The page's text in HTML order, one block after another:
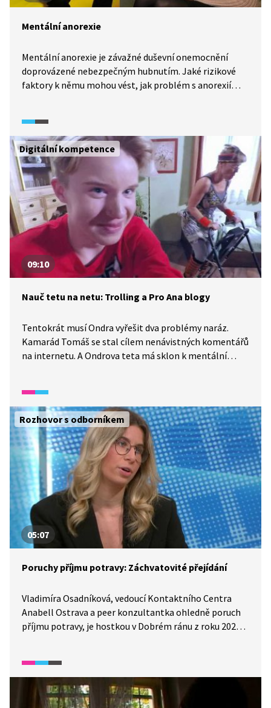
Mentální anorexie
Mentální anorexie je závažné duševní onemocnění
doprovázené nebezpečným hubnutím. Jaké rizikové
faktory k němu mohou vést, jak problém s anorexií
Digitální kompetence
09:10
Nauč tetu na netu: Trolling a Pro Ana blogy
Tentokrát musí Ondra vyřešit dva problémy naráz.
Kamarád Tomáš se stal cílem nenávistných komentářů
na internetu. A Ondrova teta má sklon k mentální
Rozhovor s odborníkem
05:07
Poruchy příjmu potravy: Záchvatovité přejídání
Vladimíra Osadníková, vedoucí Kontaktního Centra
Anabell Ostrava a peer konzultantka ohledně poruch
příjmu potravy, je hostkou v Dobrém ránu z roku 2022.
a dalších poruchách příjmu potravy.